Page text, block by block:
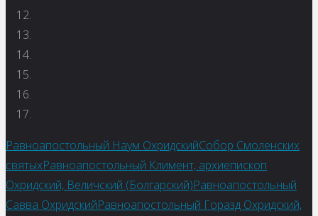
Равноапостольный Наум ОхридскийСобор Смоленских
святыхРавноапостольный Климент, архиепископ
Охридский, Величский (Болгарский)Равноапостольный
Савва ОхридскийРавноапостольный Горазд Охридский,